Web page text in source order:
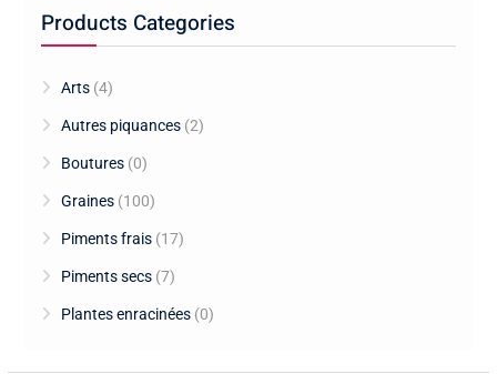
Products Categories
Arts (4)
Autres piquances (2)
Boutures (0)
Graines (100)
Piments frais (17)
Piments secs (7)
Plantes enracinées (0)